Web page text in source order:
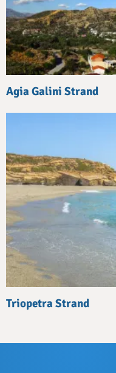
Agia Galini Strand
Triopetra Strand